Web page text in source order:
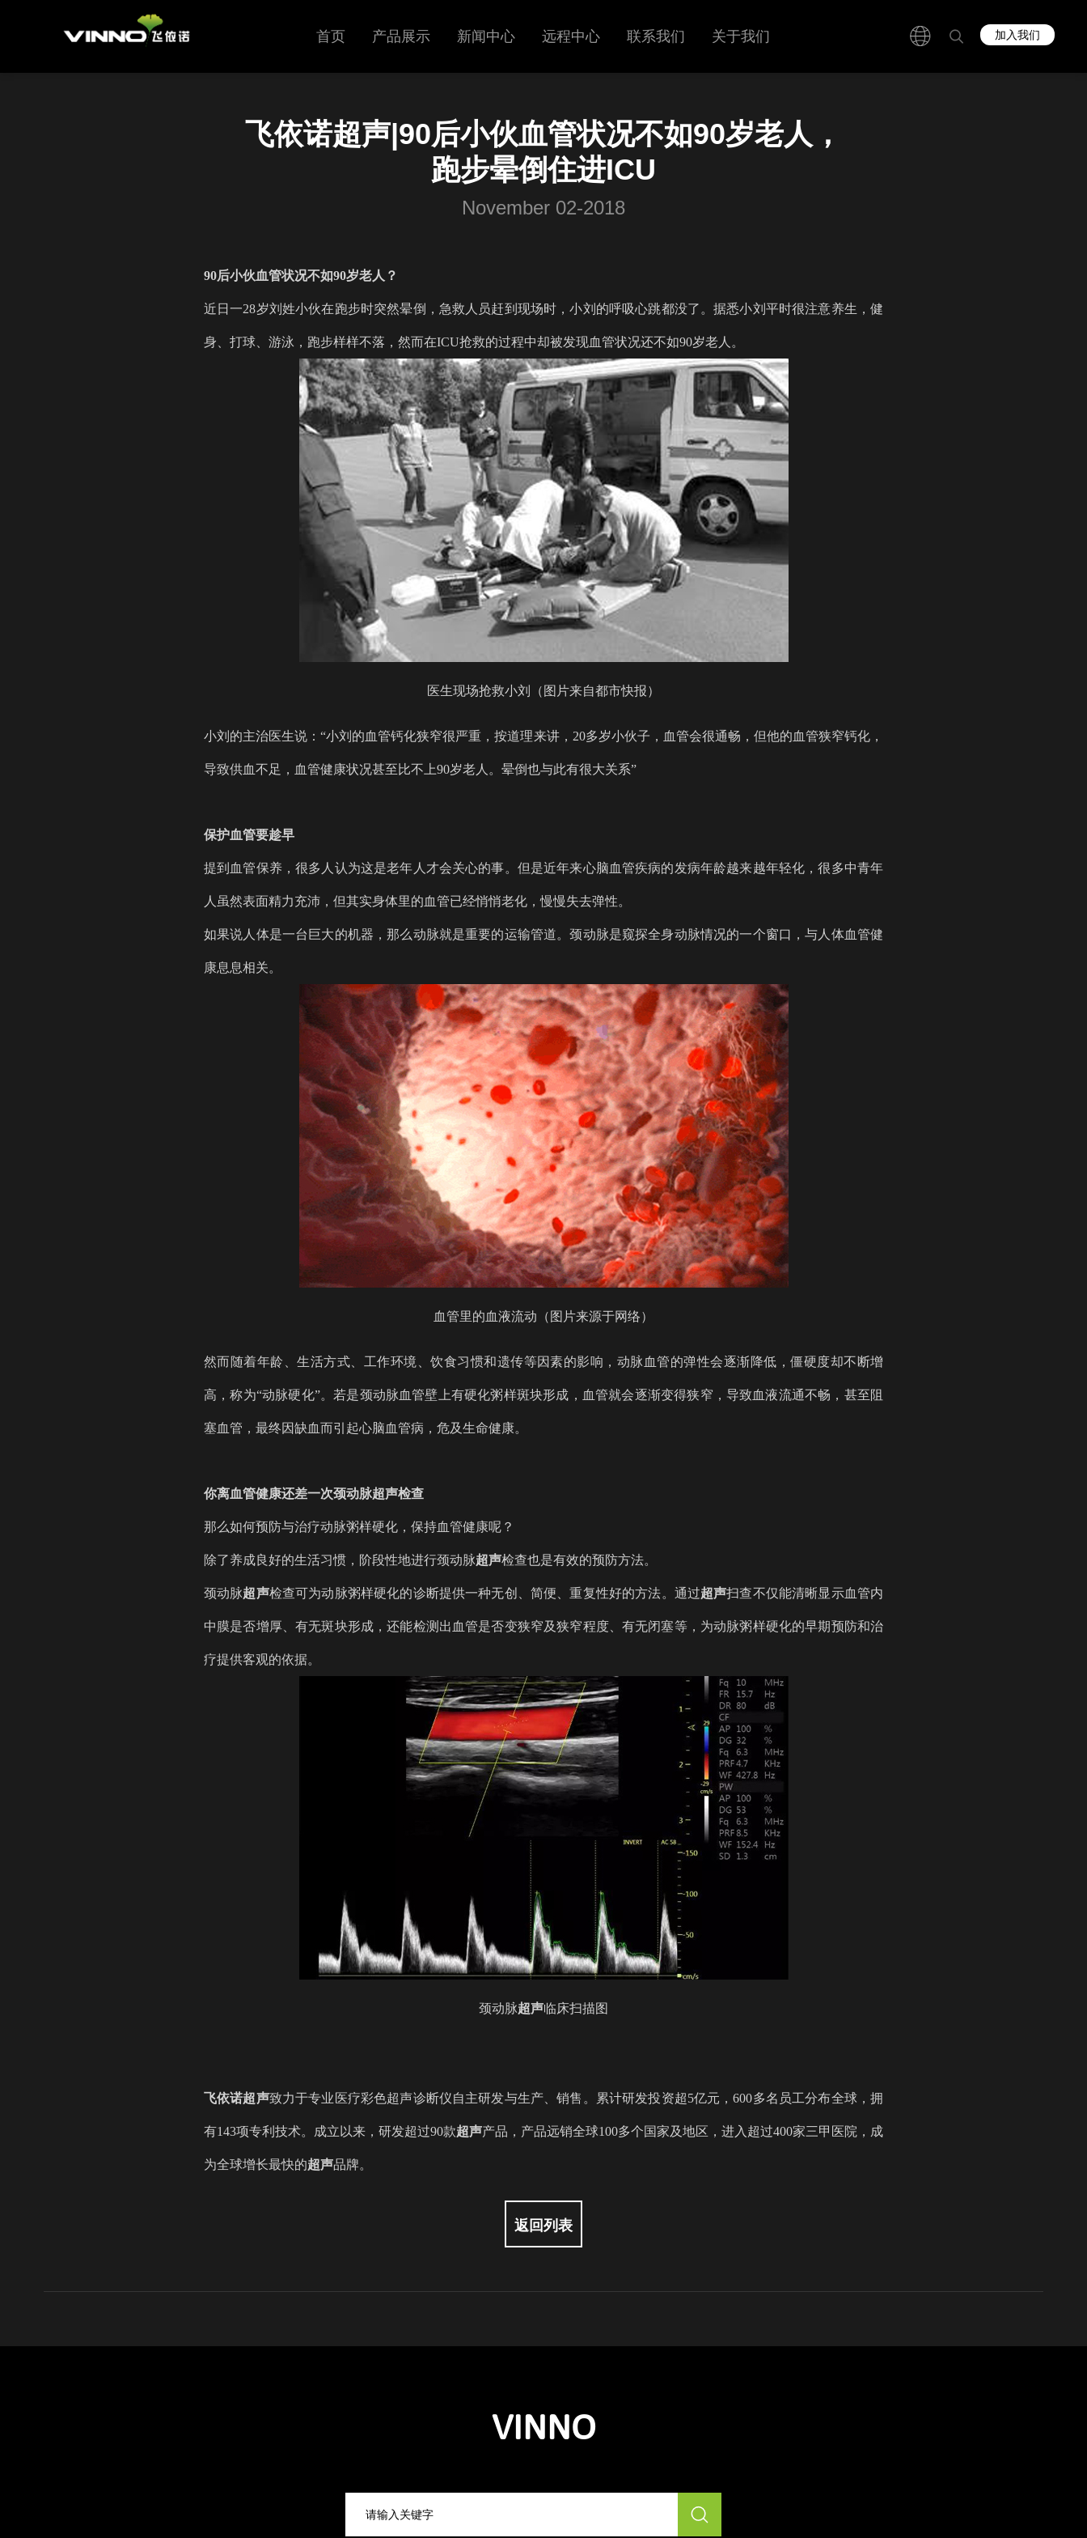
加入我们
首页 产品展示
呼吸机
新闻中心
新闻中心
远程中心 联系我们 关于我们
飞依诺超声|90后小伙血管状况不如90岁老人，
跑步晕倒住进ICU
November 02-2018
90后小伙血管状况不如90岁老人？
近日一28岁刘姓小伙在跑步时突然晕倒，急救人员赶到现场时，小刘的呼吸心跳都没了。据悉小刘平时很注意养生，健
身、打球、游泳，跑步样样不落，然而在ICU抢救的过程中却被发现血管状况还不如90岁老人。
医生现场抢救小刘（图片来自都市快报）
小刘的主治医生说：“小刘的血管钙化狭窄很严重，按道理来讲，20多岁小伙子，血管会很通畅，但他的血管狭窄钙化，
导致供血不足，血管健康状况甚至比不上90岁老人。晕倒也与此有很大关系”
保护血管要趁早
提到血管保养，很多人认为这是老年人才会关心的事。但是近年来心脑血管疾病的发病年龄越来越年轻化，很多中青年
人虽然表面精力充沛，但其实身体里的血管已经悄悄老化，慢慢失去弹性。
如果说人体是一台巨大的机器，那么动脉就是重要的运输管道。颈动脉是窥探全身动脉情况的一个窗口，与人体血管健
康息息相关。
血管里的血液流动（图片来源于网络）
然而随着年龄、生活方式、工作环境、饮食习惯和遗传等因素的影响，动脉血管的弹性会逐渐降低，僵硬度却不断增
高，称为“动脉硬化”。若是颈动脉血管壁上有硬化粥样斑块形成，血管就会逐渐变得狭窄，导致血液流通不畅，甚至阻
塞血管，最终因缺血而引起心脑血管病，危及生命健康。
你离血管健康还差一次颈动脉超声检查
那么如何预防与治疗动脉粥样硬化，保持血管健康呢？
除了养成良好的生活习惯，阶段性地进行颈动脉超声检查也是有效的预防方法。
颈动脉超声检查可为动脉粥样硬化的诊断提供一种无创、简便、重复性好的方法。通过超声扫查不仅能清晰显示血管内
中膜是否增厚、有无斑块形成，还能检测出血管是否变狭窄及狭窄程度、有无闭塞等，为动脉粥样硬化的早期预防和治
疗提供客观的依据。
颈动脉超声临床扫描图
飞依诺超声致力于专业医疗彩色超声诊断仪自主研发与生产、销售。累计研发投资超5亿元，600多名员工分布全球，拥
有143项专利技术。成立以来，研发超过90款超声产品，产品远销全球100多个国家及地区，进入超过400家三甲医院，成
为全球增长最快的超声品牌。
返回列表
VINNO